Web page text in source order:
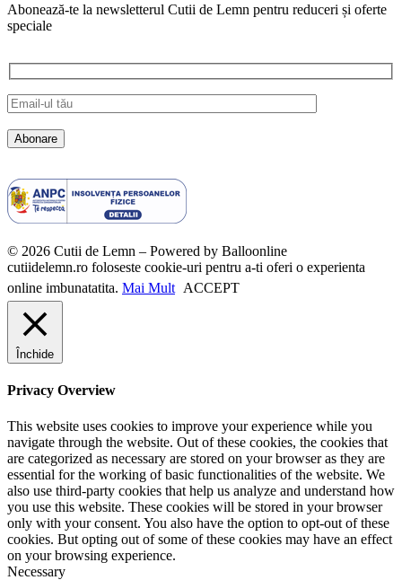
Abonează-te la newsletterul Cutii de Lemn pentru reduceri și oferte
speciale
© 2026 Cutii de Lemn – Powered by Balloonline
cutiidelemn.ro foloseste cookie-uri pentru a-ti oferi o experienta
online imbunatatita. Mai Mult ACCEPT
Închide
Privacy Overview
This website uses cookies to improve your experience while you
navigate through the website. Out of these cookies, the cookies that
are categorized as necessary are stored on your browser as they are
essential for the working of basic functionalities of the website. We
also use third-party cookies that help us analyze and understand how
you use this website. These cookies will be stored in your browser
only with your consent. You also have the option to opt-out of these
cookies. But opting out of some of these cookies may have an effect
on your browsing experience.
Necessary